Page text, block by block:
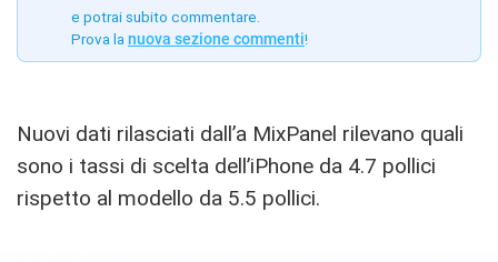
e potrai subito commentare.
Prova la nuova sezione commenti!
Nuovi dati rilasciati dall’a MixPanel rilevano quali
sono i tassi di scelta dell’iPhone da 4.7 pollici
rispetto al modello da 5.5 pollici.